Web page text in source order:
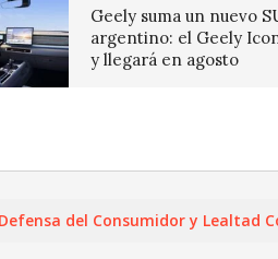
Geely suma un nuevo
argentino: el Geely
y llegará en agosto
del Consumidor y Lealtad